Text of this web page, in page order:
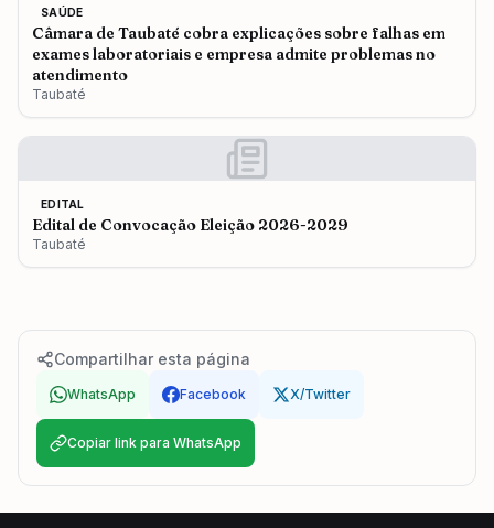
SAÚDE
Câmara de Taubaté cobra explicações sobre falhas em
exames laboratoriais e empresa admite problemas no
atendimento
Taubaté
EDITAL
Edital de Convocação Eleição 2026-2029
Taubaté
Compartilhar esta página
WhatsApp Facebook X/Twitter
Copiar link para WhatsApp